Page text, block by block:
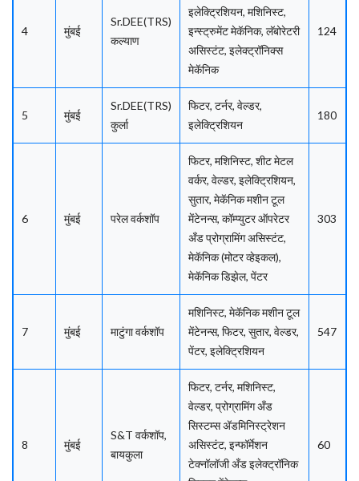
4 मुंबई
Sr.DEE(TRS)
कल्याण
इलेक्ट्रिशियन, मशिनिस्ट,
इन्स्ट्रुमेंट मेकॅनिक, लॅबोरेटरी
असिस्टंट, इलेक्ट्रॉनिक्स
मेकॅनिक
124
5 मुंबई
Sr.DEE(TRS)
कुर्ला
फिटर, टर्नर, वेल्डर,
इलेक्ट्रिशियन
180
6 मुंबई परेल वर्कशॉप
फिटर, मशिनिस्ट, शीट मेटल
वर्कर, वेल्डर, इलेक्ट्रिशियन,
सुतार, मेकॅनिक मशीन टूल
मेंटेनन्स, कॉम्प्युटर ऑपरेटर
अँड प्रोग्रामिंग असिस्टंट,
मेकॅनिक (मोटर व्हेइकल),
मेकॅनिक डिझेल, पेंटर
303
7 मुंबई माटुंगा वर्कशॉप
मशिनिस्ट, मेकॅनिक मशीन टूल
मेंटेनन्स, फिटर, सुतार, वेल्डर,
पेंटर, इलेक्ट्रिशियन
547
8 मुंबई
S&T वर्कशॉप,
बायकुला
फिटर, टर्नर, मशिनिस्ट,
वेल्डर, प्रोग्रामिंग अँड
सिस्टम्स अ‍ॅडमिनिस्ट्रेशन
असिस्टंट, इन्फॉर्मेशन
टेक्नॉलॉजी अँड इलेक्ट्रॉनिक
60